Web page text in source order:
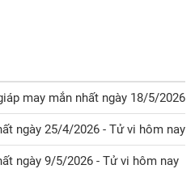
may mắn nhất ngày 18/5/2026
ngày 25/4/2026 - Tử vi hôm nay
ngày 9/5/2026 - Tử vi hôm nay